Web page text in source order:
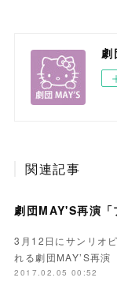
関連記事
3月12日にサンリオ
れる劇団MAY’S再
2017.02.05 00:52